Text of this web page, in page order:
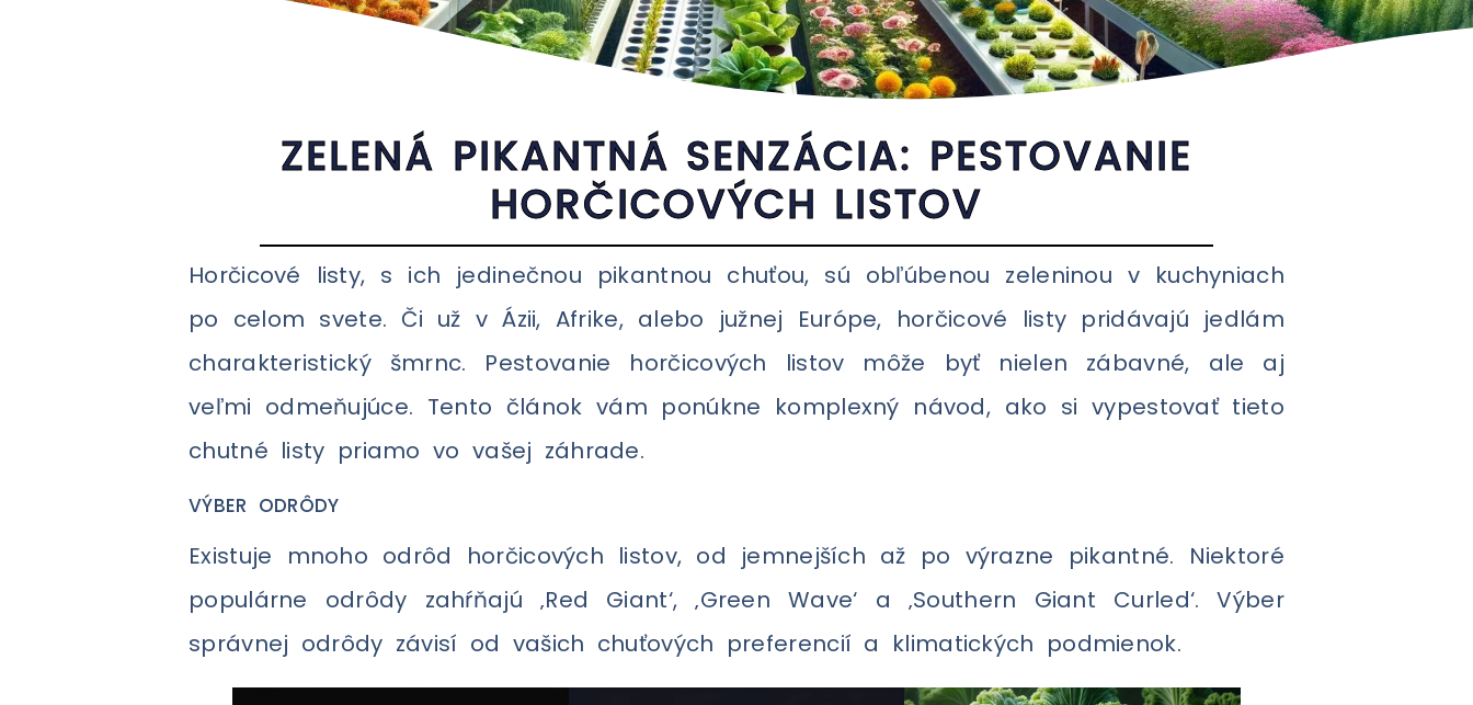
ZELENÁ PIKANTNÁ SENZÁCIA: PESTOVANIE
HORČICOVÝCH LISTOV
Horčicové listy, s ich jedinečnou pikantnou chuťou, sú obľúbenou zeleninou v kuchyniach
po celom svete. Či už v Ázii, Afrike, alebo južnej Európe, horčicové listy pridávajú jedlám
charakteristický šmrnc. Pestovanie horčicových listov môže byť nielen zábavné, ale aj
veľmi odmeňujúce. Tento článok vám ponúkne komplexný návod, ako si vypestovať tieto
chutné listy priamo vo vašej záhrade.
VÝBER ODRÔDY
Existuje mnoho odrôd horčicových listov, od jemnejších až po výrazne pikantné. Niektoré
populárne odrôdy zahŕňajú ‚Red Giant‘, ‚Green Wave‘ a ‚Southern Giant Curled‘. Výber
správnej odrôdy závisí od vašich chuťových preferencií a klimatických podmienok.